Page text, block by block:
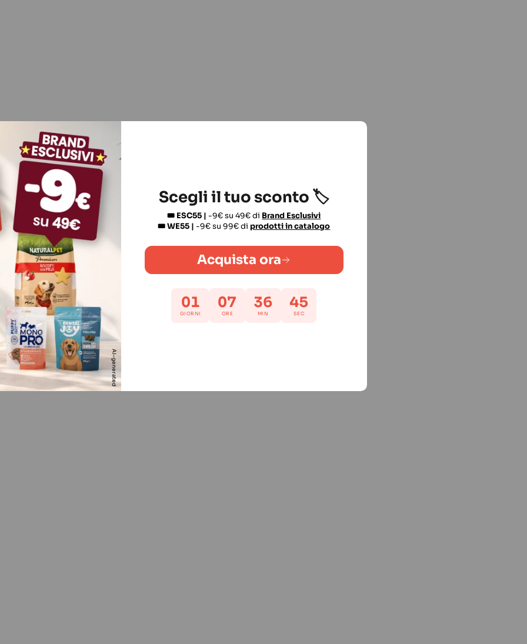
AI-generated
Scegli il tuo sconto 🏷️
🎟️ ESC55 |-9€ su 49€ di Brand Esclusivi
🎟️ WE55 |-9€ su 99€ di prodotti in catalogo
Acquista ora
01
GIORNI
07
ORE
36
MIN
44
SEC